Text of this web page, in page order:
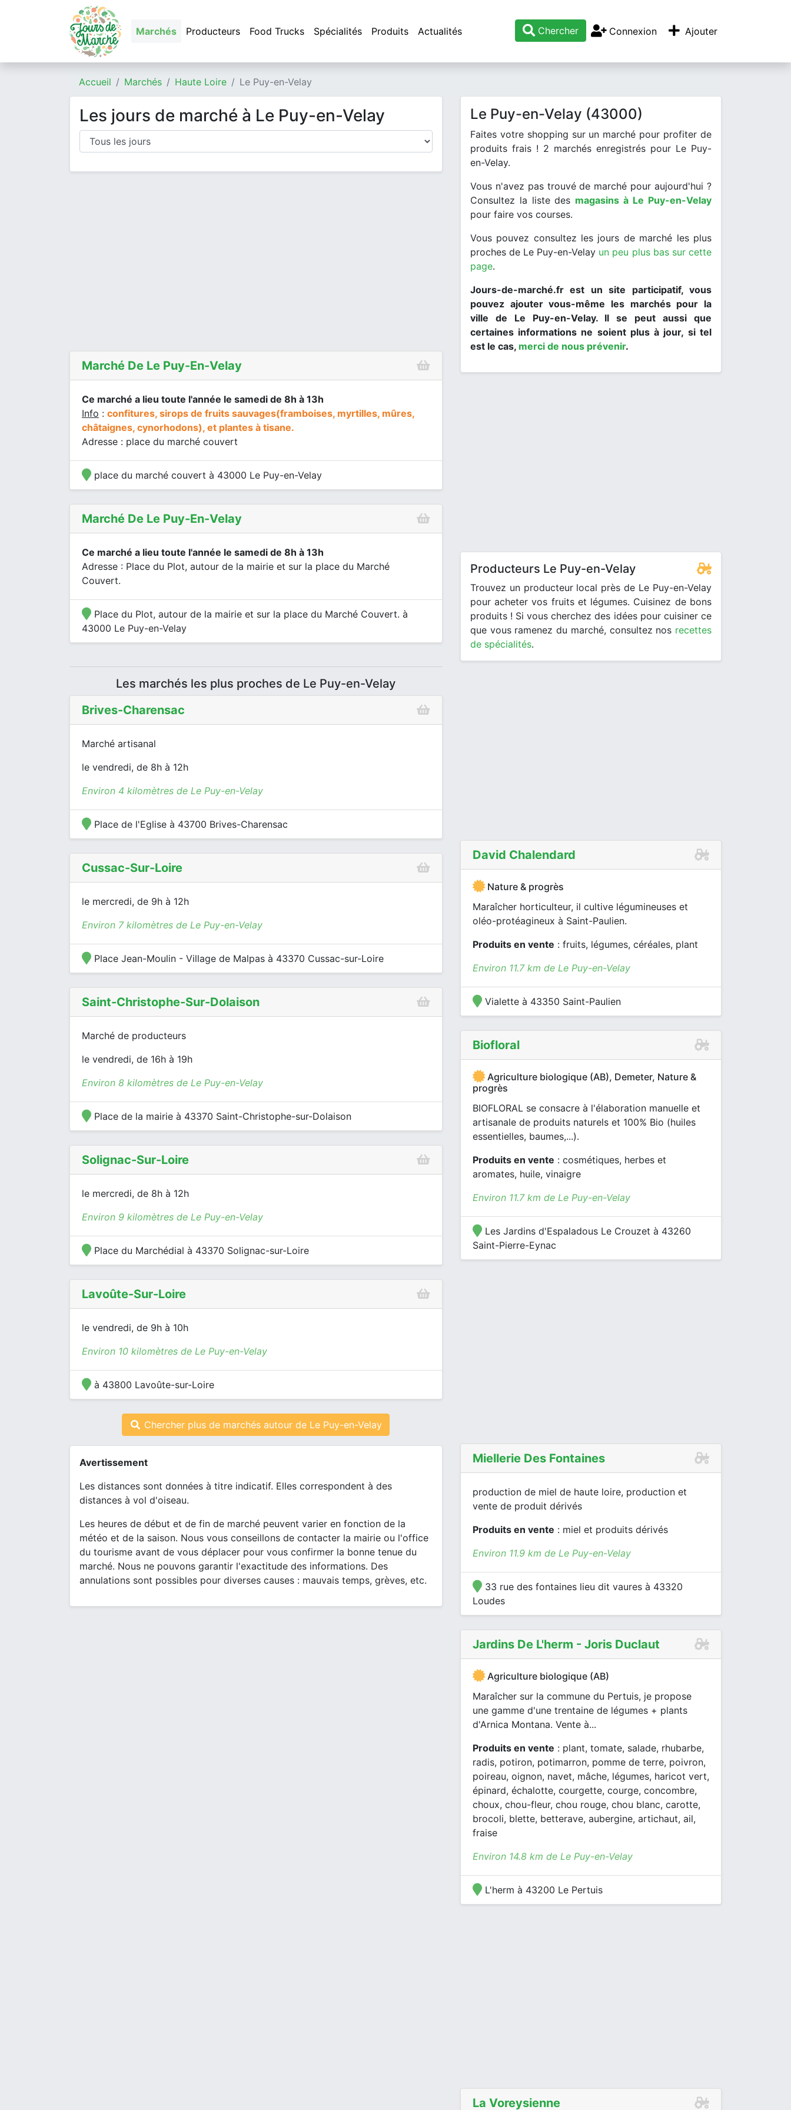
Marchés Producteurs Food Trucks Spécialités Produits Actualités Chercher Connexion Ajouter
Accueil Marchés Haute Loire Le Puy-en-Velay
Les jours de marché à Le Puy-en-Velay
Marché De Le Puy-En-Velay
Ce marché a lieu toute l'année le samedi de 8h à 13h
Info : confitures, sirops de fruits sauvages(framboises, myrtilles, mûres,
châtaignes, cynorhodons), et plantes à tisane.
Adresse : place du marché couvert
place du marché couvert à 43000 Le Puy-en-Velay
Marché De Le Puy-En-Velay
Ce marché a lieu toute l'année le samedi de 8h à 13h
Adresse : Place du Plot, autour de la mairie et sur la place du Marché
Couvert.
Place du Plot, autour de la mairie et sur la place du Marché Couvert. à
43000 Le Puy-en-Velay
Les marchés les plus proches de Le Puy-en-Velay
Brives-Charensac
Marché artisanal
le vendredi, de 8h à 12h
Environ 4 kilomètres de Le Puy-en-Velay
Place de l'Eglise à 43700 Brives-Charensac
Cussac-Sur-Loire
le mercredi, de 9h à 12h
Environ 7 kilomètres de Le Puy-en-Velay
Place Jean-Moulin - Village de Malpas à 43370 Cussac-sur-Loire
Saint-Christophe-Sur-Dolaison
Marché de producteurs
le vendredi, de 16h à 19h
Environ 8 kilomètres de Le Puy-en-Velay
Place de la mairie à 43370 Saint-Christophe-sur-Dolaison
Solignac-Sur-Loire
le mercredi, de 8h à 12h
Environ 9 kilomètres de Le Puy-en-Velay
Place du Marchédial à 43370 Solignac-sur-Loire
Lavoûte-Sur-Loire
le vendredi, de 9h à 10h
Environ 10 kilomètres de Le Puy-en-Velay
à 43800 Lavoûte-sur-Loire
Chercher plus de marchés autour de Le Puy-en-Velay
Avertissement
Les distances sont données à titre indicatif. Elles correspondent à des
distances à vol d'oiseau.
Les heures de début et de fin de marché peuvent varier en fonction de la
météo et de la saison. Nous vous conseillons de contacter la mairie ou l'office
du tourisme avant de vous déplacer pour vous confirmer la bonne tenue du
marché. Nous ne pouvons garantir l'exactitude des informations. Des
annulations sont possibles pour diverses causes : mauvais temps, grèves, etc.
Le Puy-en-Velay (43000)
Faites votre shopping sur un marché pour profiter de
produits frais ! 2 marchés enregistrés pour Le Puy-
en-Velay.
Vous n'avez pas trouvé de marché pour aujourd'hui ?
Consultez la liste des magasins à Le Puy-en-Velay
pour faire vos courses.
Vous pouvez consultez les jours de marché les plus
proches de Le Puy-en-Velay un peu plus bas sur cette
page.
Jours-de-marché.fr est un site participatif, vous
pouvez ajouter vous-même les marchés pour la
ville de Le Puy-en-Velay. Il se peut aussi que
certaines informations ne soient plus à jour, si tel
est le cas, merci de nous prévenir.
Producteurs Le Puy-en-Velay
Trouvez un producteur local près de Le Puy-en-Velay
pour acheter vos fruits et légumes. Cuisinez de bons
produits ! Si vous cherchez des idées pour cuisiner ce
que vous ramenez du marché, consultez nos recettes
de spécialités.
David Chalendard
Nature & progrès
Maraîcher horticulteur, il cultive légumineuses et
oléo-protéagineux à Saint-Paulien.
Produits en vente : fruits, légumes, céréales, plant
Environ 11.7 km de Le Puy-en-Velay
Vialette à 43350 Saint-Paulien
Biofloral
Agriculture biologique (AB), Demeter, Nature &
progrès
BIOFLORAL se consacre à l'élaboration manuelle et
artisanale de produits naturels et 100% Bio (huiles
essentielles, baumes,...).
Produits en vente : cosmétiques, herbes et
aromates, huile, vinaigre
Environ 11.7 km de Le Puy-en-Velay
Les Jardins d'Espaladous Le Crouzet à 43260
Saint-Pierre-Eynac
Miellerie Des Fontaines
production de miel de haute loire, production et
vente de produit dérivés
Produits en vente : miel et produits dérivés
Environ 11.9 km de Le Puy-en-Velay
33 rue des fontaines lieu dit vaures à 43320
Loudes
Jardins De L'herm - Joris Duclaut
Agriculture biologique (AB)
Maraîcher sur la commune du Pertuis, je propose
une gamme d'une trentaine de légumes + plants
d'Arnica Montana. Vente à...
Produits en vente : plant, tomate, salade, rhubarbe,
radis, potiron, potimarron, pomme de terre, poivron,
poireau, oignon, navet, mâche, légumes, haricot vert,
épinard, échalotte, courgette, courge, concombre,
choux, chou-fleur, chou rouge, chou blanc, carotte,
brocoli, blette, betterave, aubergine, artichaut, ail,
fraise
Environ 14.8 km de Le Puy-en-Velay
L'herm à 43200 Le Pertuis
La Voreysienne